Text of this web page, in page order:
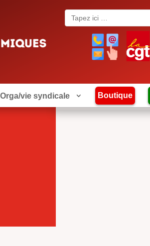
Search
for:
Orga/vie syndicale Boutique